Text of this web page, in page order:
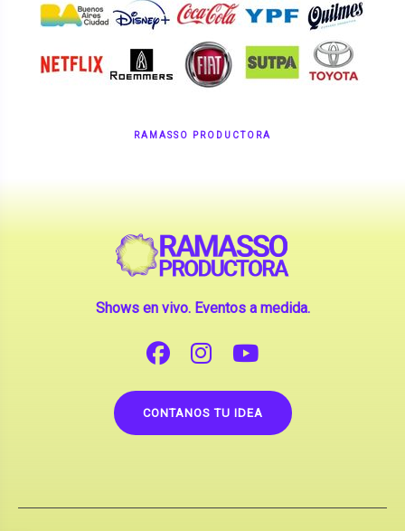
RAMASSO PRODUCTORA